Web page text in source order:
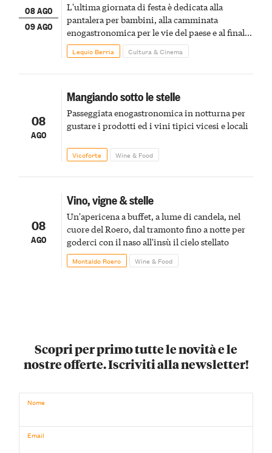
08 AGO
09 AGO
L'ultima giornata di festa è dedicata alla
pantalera per bambini, alla camminata
enogastronomica per le vie del paese e al finale
pirotecnico
Lequio Berria Cultura & Cinema
08
AGO
Mangiando sotto le stelle
Passeggiata enogastronomica in notturna per
gustare i prodotti ed i vini tipici vicesi e locali
Vicoforte Wine & Food
08
AGO
Vino, vigne & stelle
Un'apericena a buffet, a lume di candela, nel
cuore del Roero, dal tramonto fino a notte per
goderci con il naso all'insù il cielo stellato
Montaldo Roero Wine & Food
Scopri per primo tutte le novità e le
nostre offerte. Iscriviti alla newsletter!
Nome
Email